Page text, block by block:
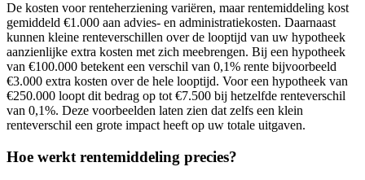
De kosten voor renteherziening variëren, maar rentemiddeling kost
gemiddeld €1.000 aan advies- en administratiekosten. Daarnaast
kunnen kleine renteverschillen over de looptijd van uw hypotheek
aanzienlijke extra kosten met zich meebrengen. Bij een hypotheek
van €100.000 betekent een verschil van 0,1% rente bijvoorbeeld
€3.000 extra kosten over de hele looptijd. Voor een hypotheek van
€250.000 loopt dit bedrag op tot €7.500 bij hetzelfde renteverschil
van 0,1%. Deze voorbeelden laten zien dat zelfs een klein
renteverschil een grote impact heeft op uw totale uitgaven.
Hoe werkt rentemiddeling precies?